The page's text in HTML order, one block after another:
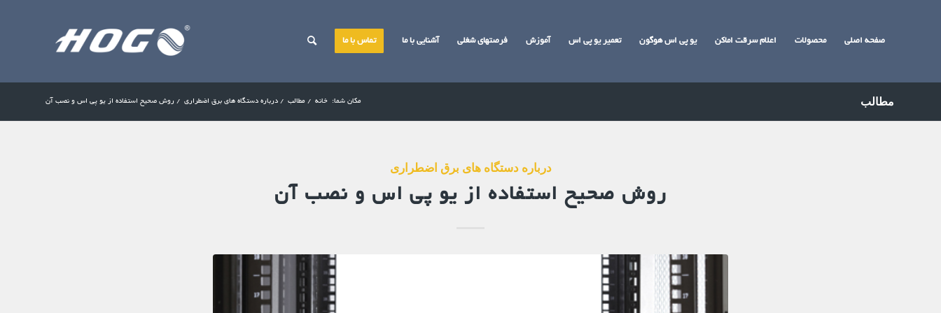
صفحه اصلی محصولات اعلام سرقت اماکن یو پی اس هوگون تعمیر یو پی اس آموزش فرصتهای شغلی آشنایی با ما تماس با ما
مطالب مکان شما: خانه / مطالب / درباره دستگاه های برق اضطراری / روش صحیح استفاده از یو پی اس و نصب آن
درباره دستگاه های برق اضطراری
روش صحیح استفاده از یو پی اس و نصب آن